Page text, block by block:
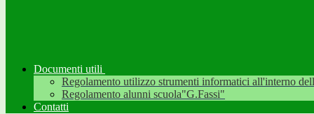
Documenti utili
Regolamento utilizzo strumenti informatici all'interno
Regolamento alunni scuola"G.Fassi"
Contatti